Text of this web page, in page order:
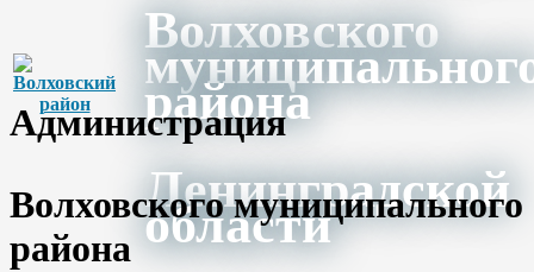
Волховского
района
Ленинградской
области
Администрация
Волховского муниципального
района